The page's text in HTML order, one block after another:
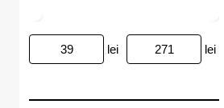
lei lei